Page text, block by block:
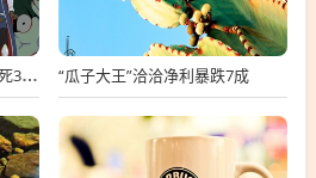
甘肃榆中县山洪灾害已致10死33失联 “瓜子大王”洽洽净利暴跌7成